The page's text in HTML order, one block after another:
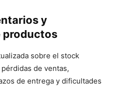
y
productos
sobre el stock
de ventas,
de entrega y dificultades